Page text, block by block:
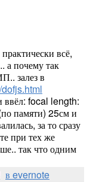
всё,
а почему так
залез в
ввёл: focal length:
памяти) 25см и
за то сразу
при тех же
так что одним
в evernote